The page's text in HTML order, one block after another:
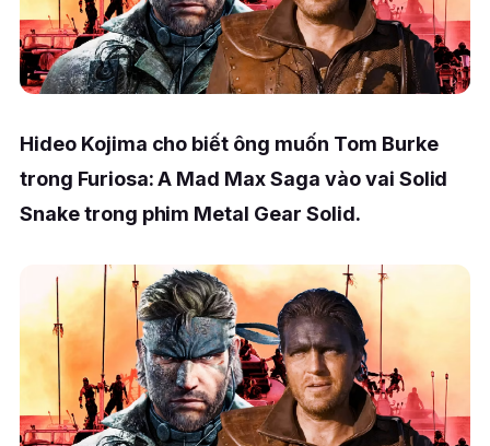
Hideo Kojima cho biết ông muốn Tom Burke
trong Furiosa: A Mad Max Saga vào vai Solid
Snake trong phim Metal Gear Solid.